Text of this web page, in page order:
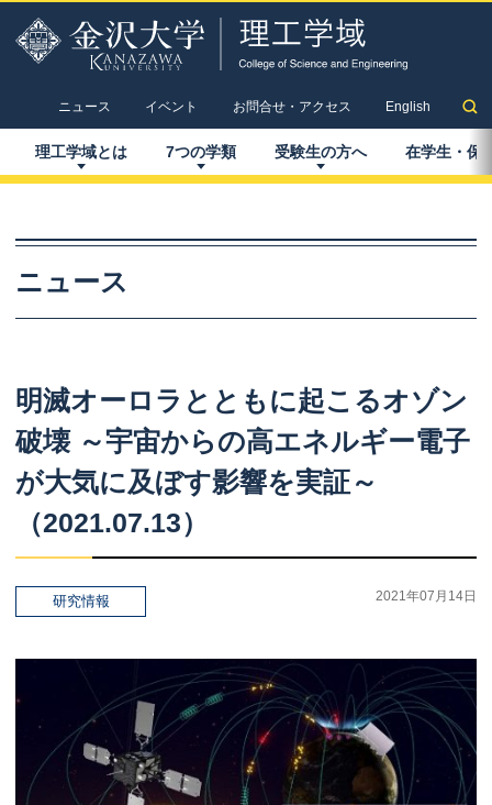
ニュース イベント お問合せ・アクセス English
理工学域とは 7つの学類 受験生の方へ 在学生 ・ 保
ニュース
明滅オーロラ とともに起こるオゾン
破壊～宇宙からの高エネルギー電子
が大気に及ぼす影響を実証～
（2021.07.13）
研究情報 2021年07月14日